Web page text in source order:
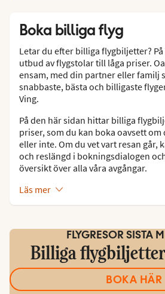
Boka billiga flyg
Letar du efter billiga flygbiljetter?
utbud av flygstolar till låga priser.
ensam, med din partner eller familj
snabbaste, bästa och billigaste
Ving.
På den här sidan hittar billiga
priser, som du kan boka oavsett
eller inte. Om du vet vart resan går,
och reslängd i bokningsdialogen
översikt över alla våra avgångar.
Läs mer
FLYGRESOR SISTA
Billiga
BOKA HÄR